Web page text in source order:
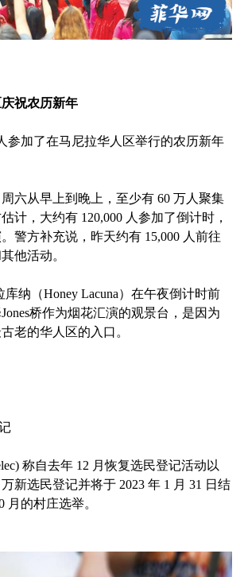
祝农历新年
参加了在马尼拉华人区举行的农历新年
六从早上到晚上，至少有 60 万人聚集
计，大约有 120,000 人参加了倒计时，
警方补充说，昨天约有 15,000 人前往
他活动。
库纳（Honey Lacuna）在午夜倒计时前
桥作为烟花汇演的观景台，是因为
老的华人区的入口。
称自去年 12 月恢复选民登记活动以
新选民登记并将于 2023 年 1 月 31 日结
月的村庄选举。